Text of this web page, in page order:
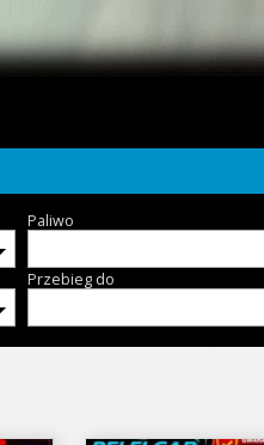
Paliwo
Przebieg do